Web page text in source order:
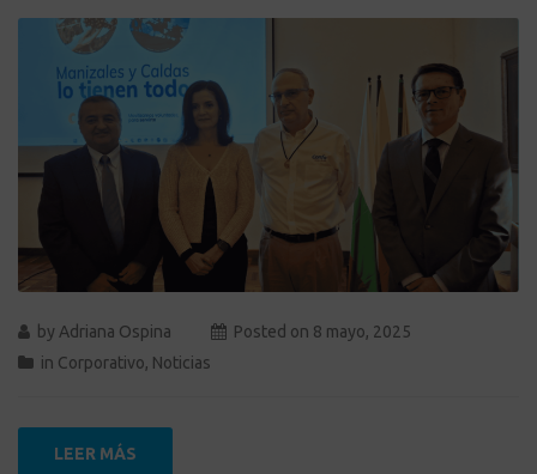
by Adriana Ospina Posted on 8 mayo, 2025
in Corporativo, Noticias
LEER MÁS